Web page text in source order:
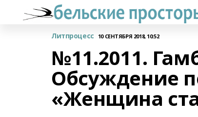
Литпроцесс 10 СЕНТЯБРЯ 2018, 10:52
№11.2011.
Обсуждение
«Женщина